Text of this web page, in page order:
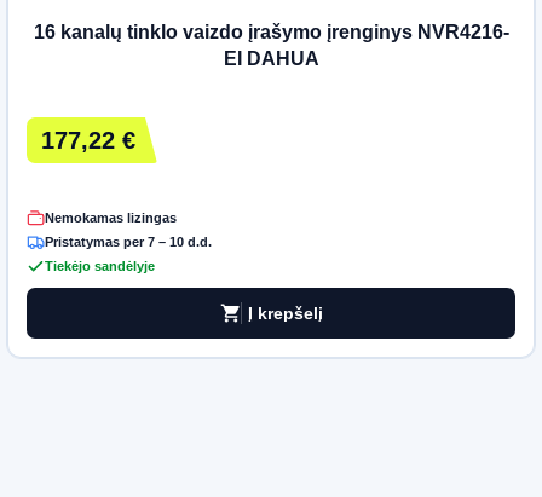
16 kanalų tinklo vaizdo įrašymo įrenginys NVR4216-
EI DAHUA
177,22 €
Nemokamas lizingas
Pristatymas per 7 – 10 d.d.
Tiekėjo sandėlyje
shopping_cart Į krepšelį